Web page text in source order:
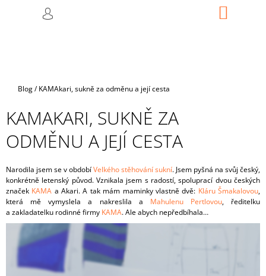
HLEDAT
PŘIHLÁŠENÍ
Domů
Blog/ KAMAkari, sukně za odměnu a její cesta
KAMAKARI, SUKNĚ ZA
ODMĚNU A JEJÍ CESTA
Narodila jsem se v obdobíVelkého stěhování sukní. Jsem pyšná na svůj český,
konkrétně letenský původ. Vznikala jsem s radostí, spoluprací dvou českých
značek KAMA a Akari. A tak mám maminky vlastně dvě: Kláru Šmakalovou,
která mě vymyslela a nakreslila a Mahulenu Pertlovou, ředitelku
a zakladatelku rodinné firmy KAMA. Ale abych nepředbíhala…
P
O
T
Ř
B
U
J
E
T
E
N